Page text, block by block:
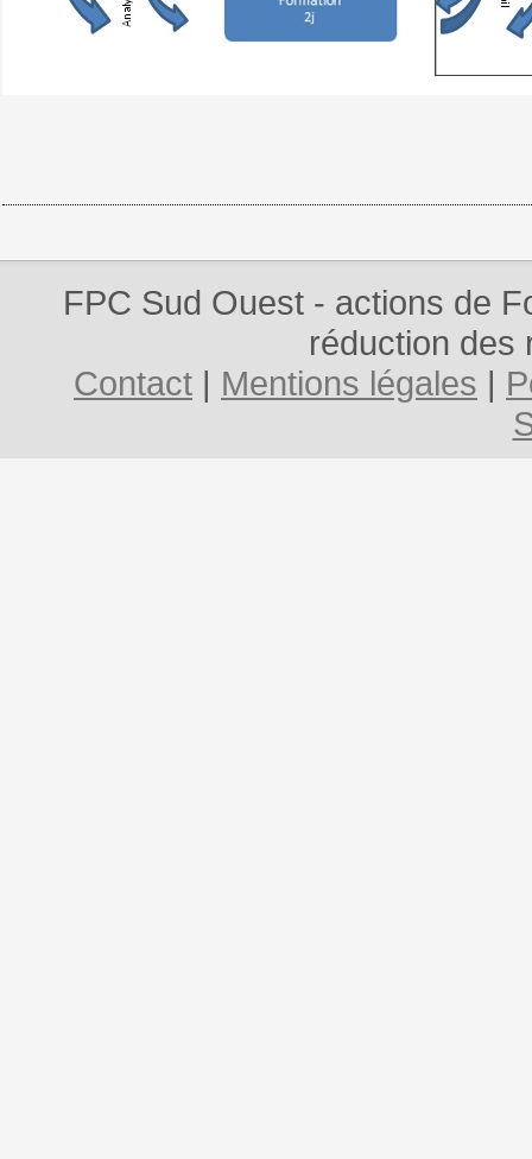
FPC Sud Ouest - actions de
réduction des
Contact | Mentions légales |